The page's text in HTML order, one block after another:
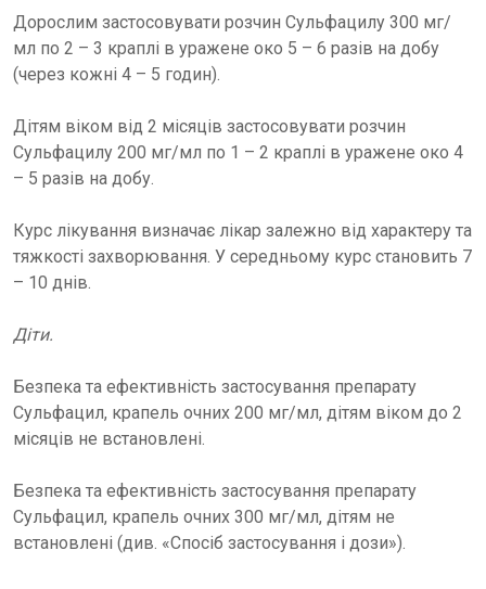
Дорослим застосовувати розчин Сульфацилу 300 мг/
мл по 2 – 3 краплі в уражене око 5 – 6 разів на добу
(через кожні 4 – 5 годин).
Дітям віком від 2 місяців застосовувати розчин
Сульфацилу 200 мг/мл по 1 – 2 краплі в уражене око 4
– 5 разів на добу.
Курс лікування визначає лікар залежно від характеру та
тяжкості захворювання. У середньому курс становить 7
– 10 днів.
Діти.
Безпека та ефективність застосування препарату
Сульфацил, крапель очних 200 мг/мл, дітям віком до 2
місяців не встановлені.
Безпека та ефективність застосування препарату
Сульфацил, крапель очних 300 мг/мл, дітям не
встановлені (див. «Спосіб застосування і дози»).